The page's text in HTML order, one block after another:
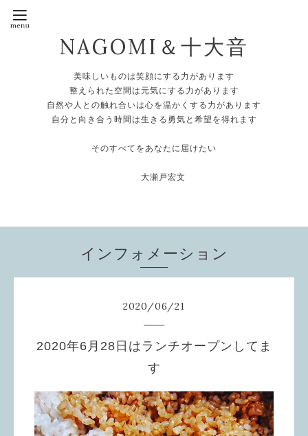
NAGOMI＆十大音
美味しいものは笑顔にする力があります
整えられた空間は元気にする力があります
自然や人との触れ合いは心を温かくする力があります
自分と向き合う時間は生きる勇気と希望を得れます
そのすべてをあなたに届けたい
大瀬戸宏文
インフォメーション
2020/06/21
2020年6月28日はランチオープンしてま
す